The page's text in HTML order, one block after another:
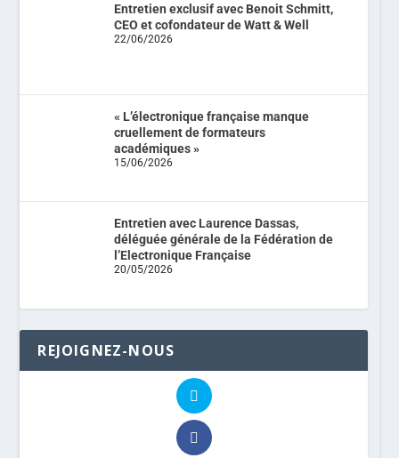
Entretien exclusif avec Benoit Schmitt,
CEO et cofondateur de Watt & Well
22/06/2026
« L’électronique française manque
cruellement de formateurs
académiques »
15/06/2026
Entretien avec Laurence Dassas,
déléguée générale de la Fédération de
l’Electronique Française
20/05/2026
REJOIGNEZ-NOUS